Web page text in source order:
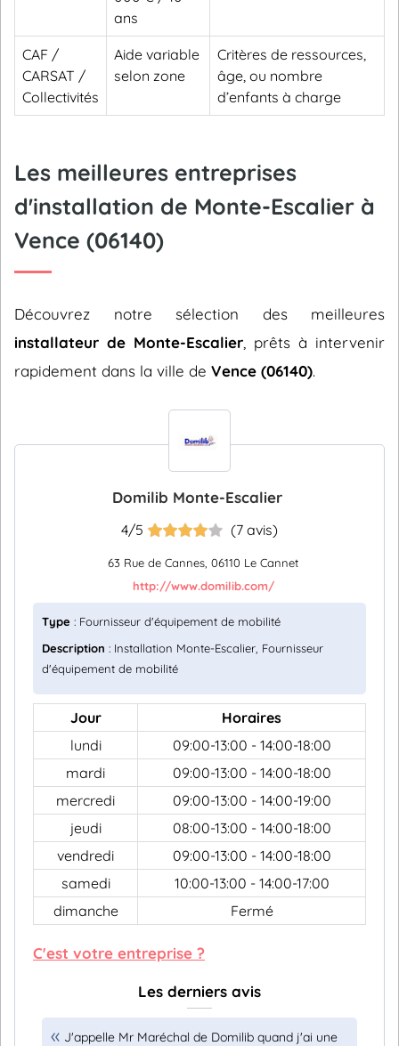
ans
CAF /
CARSAT /
Collectivités
Aide variable
selon zone
Critères de ressources,
âge, ou nombre
d’enfants à charge
Les meilleures entreprises
d'installation de Monte-Escalier à
Vence (06140)
Découvrez notre sélection des meilleures
installateur de Monte-Escalier , prêts à intervenir
rapidement dans la ville de Vence (06140).
Domilib Monte-Escalier
4/5 (7 avis)
63 Rue de Cannes, 06110 Le Cannet
http://www.domilib.com/
Type : Fournisseur d'équipement de mobilité
Description : Installation Monte-Escalier, Fournisseur
d'équipement de mobilité
Jour
Horaires
lundi
09:00-13:00 - 14:00-18:00
mardi
09:00-13:00 - 14:00-18:00
mercredi
09:00-13:00 - 14:00-19:00
jeudi
08:00-13:00 - 14:00-18:00
vendredi
09:00-13:00 - 14:00-18:00
samedi
10:00-13:00 - 14:00-17:00
dimanche
Fermé
C'est votre entreprise ?
Les derniers avis
J'appelle Mr Maréchal de Domilib quand j'ai une